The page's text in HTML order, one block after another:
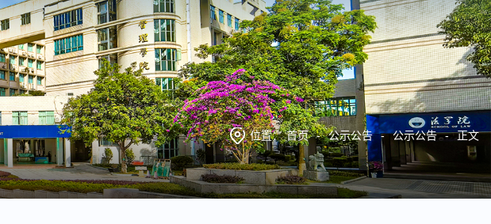
位置：首页 - 公示公告 - 公示公告 - 正文